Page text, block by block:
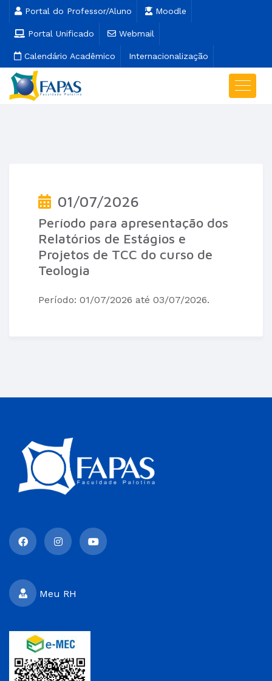
Portal do Professor/Aluno Moodle
Portal Unificado Webmail
Calendário Acadêmico Internacionalização
01/07/2026
Período para apresentação dos
Relatórios de Estágios e
Projetos de TCC do curso de
Teologia
Período: 01/07/2026 até 03/07/2026.
Meu RH